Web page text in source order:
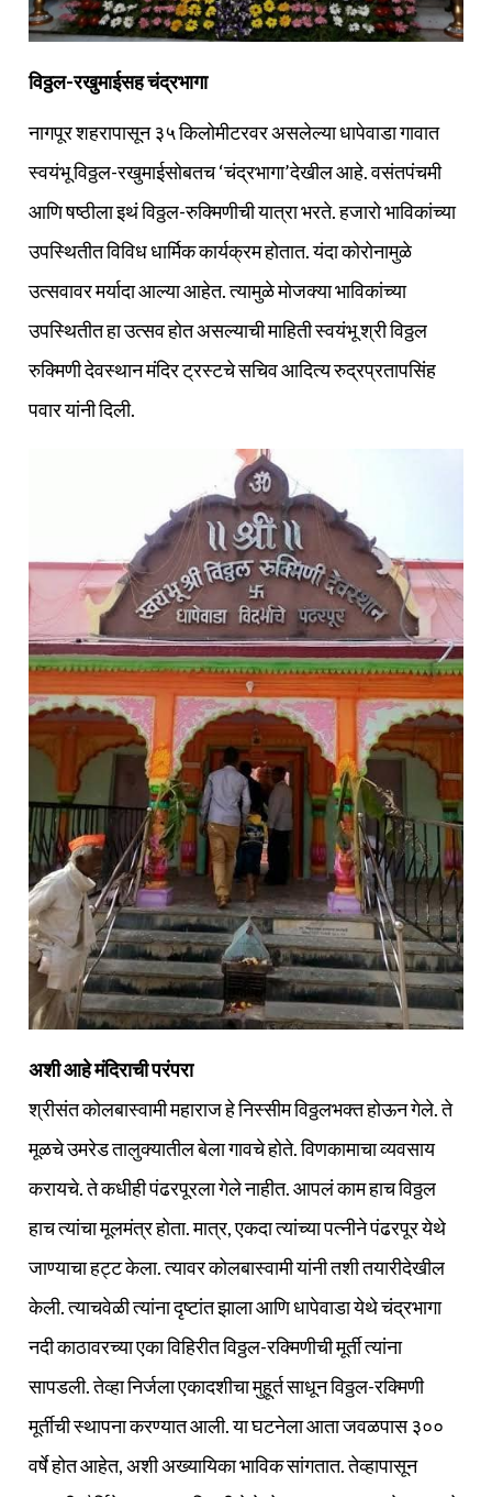
विठ्ठल-रखुमाईसह चंद्रभागा
नागपूर शहरापासून ३५ किलोमीटरवर असलेल्या धापेवाडा गावात
स्वयंभू विठ्ठल-रखुमाईसोबतच ‘चंद्रभागा’देखील आहे. वसंतपंचमी
आणि षष्ठीला इथं विठ्ठल-रुक्मिणीची यात्रा भरते. हजारो भाविकांच्या
उपस्थितीत विविध धार्मिक कार्यक्रम होतात. यंदा कोरोनामुळे
उत्सवावर मर्यादा आल्या आहेत. त्यामुळे मोजक्या भाविकांच्या
उपस्थितीत हा उत्सव होत असल्याची माहिती स्वयंभू श्री विठ्ठल
रुक्मिणी देवस्थान मंदिर ट्रस्टचे सचिव आदित्य रुद्रप्रतापसिंह
पवार यांनी दिली.
अशी आहे मंदिराची परंपरा
श्रीसंत कोलबास्वामी महाराज हे निस्सीम विठ्ठलभक्त होऊन गेले. ते
मूळचे उमरेड तालुक्यातील बेला गावचे होते. विणकामाचा व्यवसाय
करायचे. ते कधीही पंढरपूरला गेले नाहीत. आपलं काम हाच विठ्ठल
हाच त्यांचा मूलमंत्र होता. मात्र, एकदा त्यांच्या पत्नीने पंढरपूर येथे
जाण्याचा हट्ट केला. त्यावर कोलबास्वामी यांनी तशी तयारीदेखील
केली. त्याचवेळी त्यांना दृष्टांत झाला आणि धापेवाडा येथे चंद्रभागा
नदी काठावरच्या एका विहिरीत विठ्ठल-रक्मिणीची मूर्ती त्यांना
सापडली. तेव्हा निर्जला एकादशीचा मुहूर्त साधून विठ्ठल-रक्मिणी
मूर्तीची स्थापना करण्यात आली. या घटनेला आता जवळपास ३००
वर्षे होत आहेत, अशी अख्यायिका भाविक सांगतात. तेव्हापासून